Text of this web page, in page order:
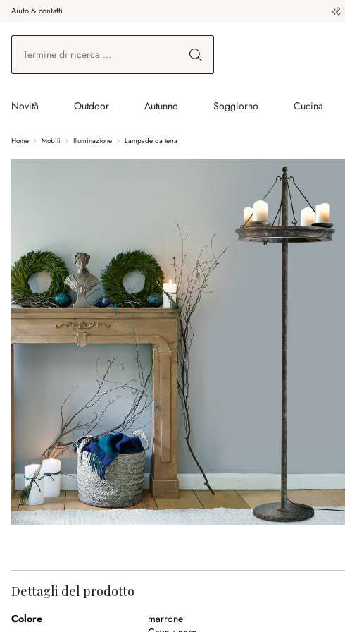
al contenuto principale
Vai alla ricerca
Vai alla navigazione principale
Aiuto & contatti
Novità Outdoor Autunno Soggiorno Cucina
Home Mobili Illuminazione Lampade da terra
Dettagli del prodotto
Colore
marrone